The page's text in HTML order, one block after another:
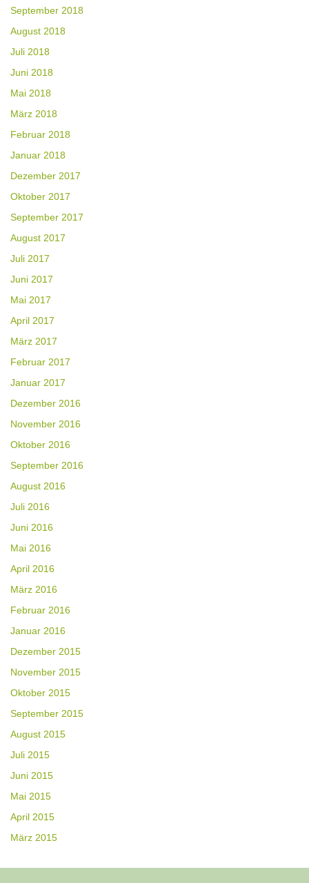
September 2018
August 2018
Juli 2018
Juni 2018
Mai 2018
März 2018
Februar 2018
Januar 2018
Dezember 2017
Oktober 2017
September 2017
August 2017
Juli 2017
Juni 2017
Mai 2017
April 2017
März 2017
Februar 2017
Januar 2017
Dezember 2016
November 2016
Oktober 2016
September 2016
August 2016
Juli 2016
Juni 2016
Mai 2016
April 2016
März 2016
Februar 2016
Januar 2016
Dezember 2015
November 2015
Oktober 2015
September 2015
August 2015
Juli 2015
Juni 2015
Mai 2015
April 2015
März 2015